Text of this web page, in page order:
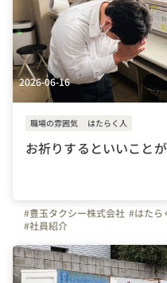
2026-06-16
職場の雰囲気 はたらく人
お祈りするといいこと
#豊玉タクシー株式会社 #はたら
#社員紹介